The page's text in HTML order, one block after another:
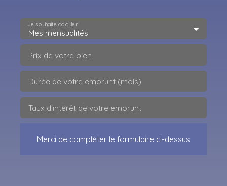
Mes mensualités
Je souhaite calculer
Prix de votre bien
Durée de votre emprunt (mois)
Taux d'intérêt de votre emprunt
Merci de compléter le formulaire ci-dessus